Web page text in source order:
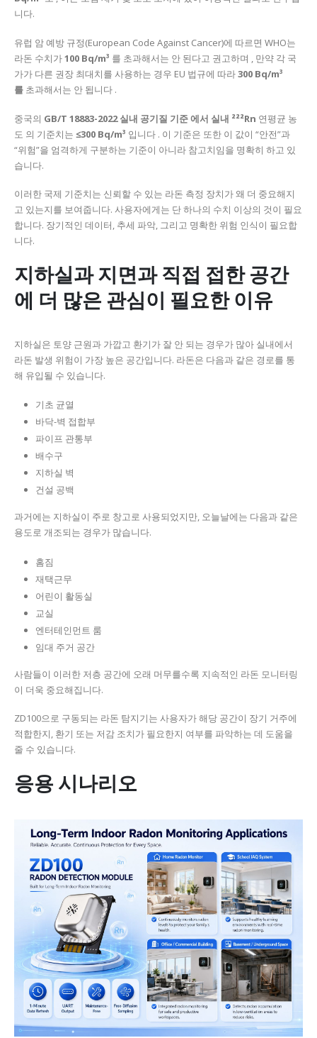
니다.
유럽 ​​암 예방 규정(European Code Against Cancer)에 따르면 WHO는
라돈 수치가100 Bq/m³ 를 초과해서는 안 된다고 권고하며 , 만약 각 국
가가 다른 권장 최대치를 사용하는 경우 EU 법규에 따라300 Bq/m³
를 초과해서는 안 됩니다 .
중국의 GB/T 18883-2022 실내 공기질 기준 에서 실내 ²²²Rn 연평균 농
도 의 기준치는 ≤300 Bq/m³ 입니다 . 이 기준은 또한 이 값이 “안전”과
“위험”을 엄격하게 구분하는 기준이 아니라 참고치임을 명확히 하고 있
습니다.
이러한 국제 기준치는 신뢰할 수 있는 라돈 측정 장치가 왜 더 중요해지
고 있는지를 보여줍니다. 사용자에게는 단 하나의 수치 이상의 것이 필요
합니다. 장기적인 데이터, 추세 파악, 그리고 명확한 위험 인식이 필요합
니다.
지하실과 지면과 직접 접한 공간
에 더 많은 관심이 필요한 이유
지하실은 토양 근원과 가깝고 환기가 잘 안 되는 경우가 많아 실내에서
라돈 발생 위험이 가장 높은 공간입니다. 라돈은 다음과 같은 경로를 통
해 유입될 수 있습니다.
기초 균열
바닥-벽 접합부
파이프 관통부
배수구
지하실 벽
건설 공백
과거에는 지하실이 주로 창고로 사용되었지만, 오늘날에는 다음과 같은
용도로 개조되는 경우가 많습니다.
홈짐
재택근무
어린이 활동실
교실
엔터테인먼트 룸
임대 주거 공간
사람들이 이러한 저층 공간에 오래 머무를수록 지속적인 라돈 모니터링
이 더욱 중요해집니다.
ZD100으로 구동되는 라돈 탐지기는 사용자가 해당 공간이 장기 거주에
적합한지, 환기 또는 저감 조치가 필요한지 여부를 파악하는 데 도움을
줄 수 있습니다.
응용 시나리오